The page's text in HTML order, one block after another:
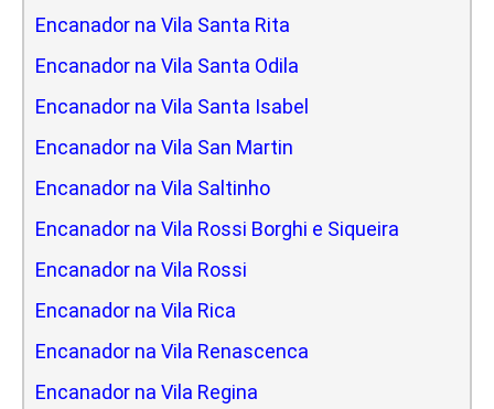
Encanador na Vila Santa Rita
Encanador na Vila Santa Odila
Encanador na Vila Santa Isabel
Encanador na Vila San Martin
Encanador na Vila Saltinho
Encanador na Vila Rossi Borghi e Siqueira
Encanador na Vila Rossi
Encanador na Vila Rica
Encanador na Vila Renascenca
Encanador na Vila Regina